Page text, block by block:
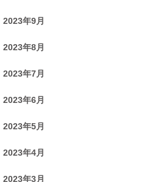
2023年9月
2023年8月
2023年7月
2023年6月
2023年5月
2023年4月
2023年3月